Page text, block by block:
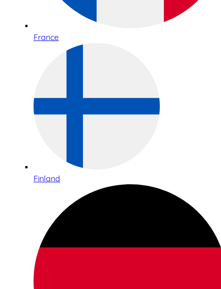
France
Finland